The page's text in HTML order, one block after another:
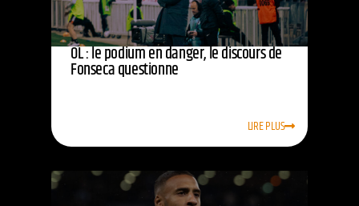
OL : le podium en danger, le discours de
Fonseca questionne
LIRE PLUS